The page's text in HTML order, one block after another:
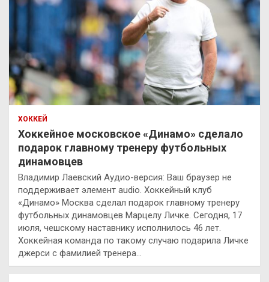
ХОККЕЙ
Хоккейное московское «Динамо» сделало
подарок главному тренеру футбольных
динамовцев
Владимир Лаевский Аудио-версия: Ваш браузер не
поддерживает элемент audio. Хоккейный клуб
«Динамо» Москва сделал подарок главному тренеру
футбольных динамовцев Марцелу Личке. Сегодня, 17
июля, чешскому наставнику исполнилось 46 лет.
Хоккейная команда по такому случаю подарила Личке
джерси с фамилией тренера…